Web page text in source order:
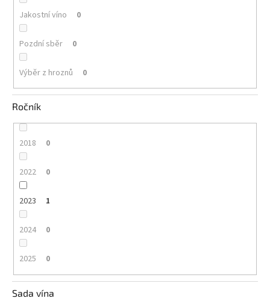
Jakostní víno 0
Pozdní sběr 0
Výběr z hroznů 0
Ročník
2018 0
2022 0
2023 1
2024 0
2025 0
Sada vína